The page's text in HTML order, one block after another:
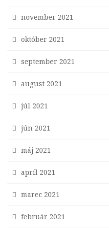
november 2021
október 2021
september 2021
august 2021
júl 2021
jún 2021
máj 2021
apríl 2021
marec 2021
február 2021